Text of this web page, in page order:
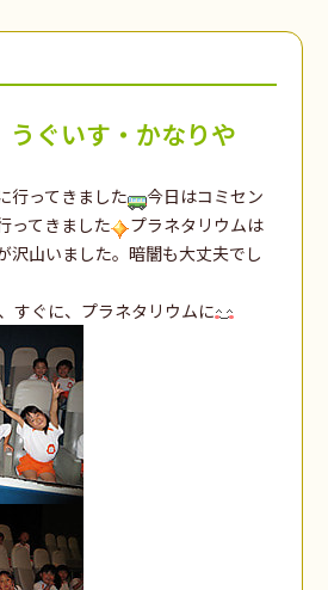
ぐいす・かなりや
行ってきました
今日はコミセン
ってきました
プラネタリウムは
沢山いました。暗闇も大丈夫でし
すぐに、プラネタリウムに